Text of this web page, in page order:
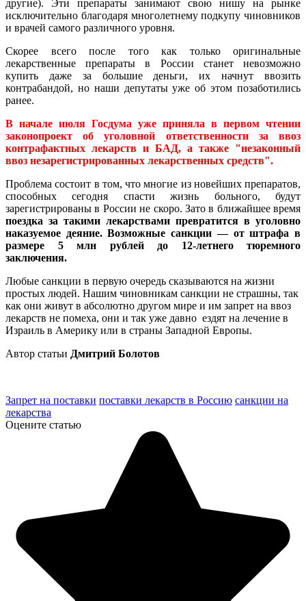
другие). Эти препараты занимают свою нишу на рынке
исключительно благодаря многолетнему подкупу чиновников
и врачей самого различного уровня.
Скорее всего после того как только оригинальные
лекарственные препараты в России станет невозможно
купить даже за большие деньги, их начнут ввозить
контрабандой, но наши депутаты уже об этом позаботились
ранее.
В начале июля Госдума уже приняла в первом чтении
законопроект об уголовной ответственности за ввоз
контрафактных лекарств и БАД, а также "незаконный
ввоз незарегистрированных лекарственных средств".
Проблема состоит в том, что многие из новейших препаратов,
способных сегодня спасти жизнь больного, будут
зарегистрированы в России не скоро. Зато в ближайшее время
поездка за такими лекарствами превратится в уголовно
наказуемое деяние. Возможные санкции — от штрафа в
размере 5 млн рублей до 12-летнего тюремного
заключения.
Любые санкции в первую очередь сказываются на жизни
простых людей. Нашим чиновникам санкции не страшны, так
как они живут в абсолютно другом мире и им запрет на ввоз
лекарств не помеха, они и так уже давно ездят на лечение в
Израиль в Америку или в страны Западной Европы.
Автор статьи Дмитрий Болотов
Запрет на поставки поставки лекарств в Россию санкции на
лекарства
Оцените статью